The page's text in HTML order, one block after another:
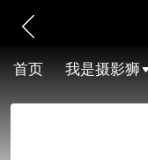
首页 我是摄影狮